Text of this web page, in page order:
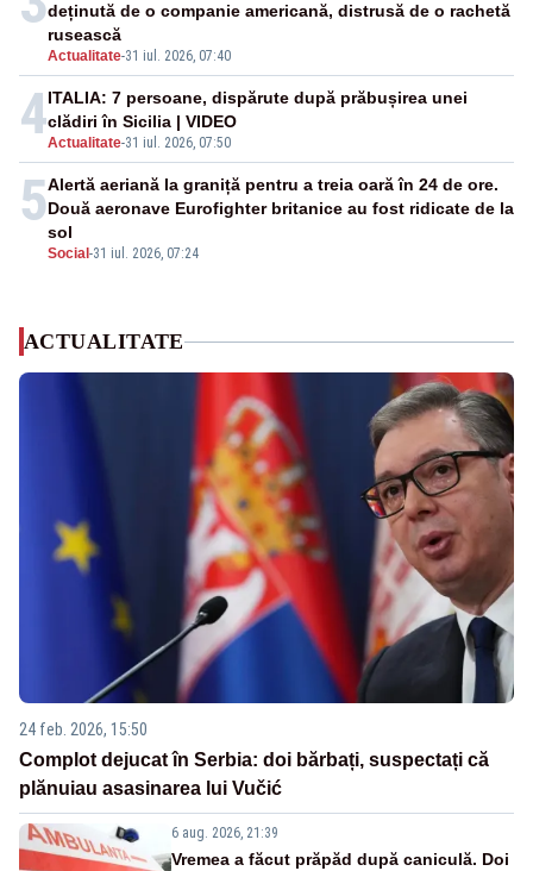
Actualitate-31 iul. 2026, 07:40
deținută de o companie americană, distrusă de o rachetă
rusească
4Actualitate-31 iul. 2026, 07:50
ITALIA: 7 persoane, dispărute după prăbușirea unei
clădiri în Sicilia | VIDEO
5
Social -31 iul. 2026, 07:24
Alertă aeriană la graniță pentru a treia oară în 24 de ore.
Două aeronave Eurofighter britanice au fost ridicate de la
sol
ACTUALITATE
24 feb. 2026, 15:50
Complot dejucat în Serbia: doi bărbați, suspectați că
plănuiau asasinarea lui Vučić
6 aug. 2026, 21:39
Vremea a făcut prăpăd după caniculă. Doi